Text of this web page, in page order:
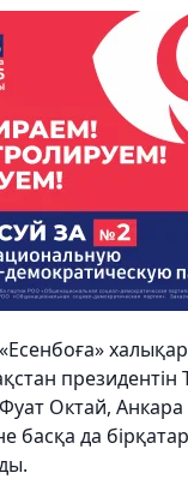
президентін
Октай,
басқа да